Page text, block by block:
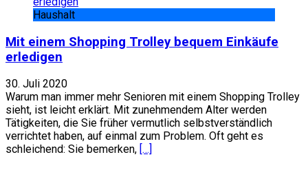
Haushalt
Mit einem Shopping Trolley bequem Einkäufe
erledigen
30. Juli 2020
Warum man immer mehr Senioren mit einem Shopping Trolley
sieht, ist leicht erklärt. Mit zunehmendem Alter werden
Tätigkeiten, die Sie früher vermutlich selbstverständlich
verrichtet haben, auf einmal zum Problem. Oft geht es
schleichend: Sie bemerken, […]